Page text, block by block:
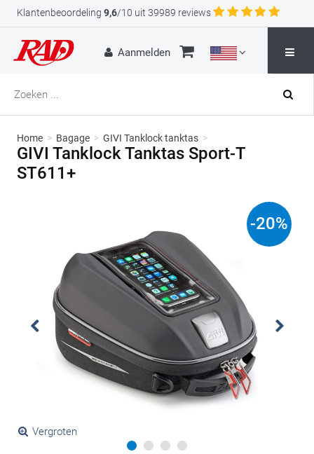
Klantenbeoordeling 9,6/10 uit 39989 reviews
Aanmelden
Home > Bagage > GIVI Tanklock tanktas >
GIVI Tanklock Tanktas Sport-T
ST611+
Vergroten
-20%